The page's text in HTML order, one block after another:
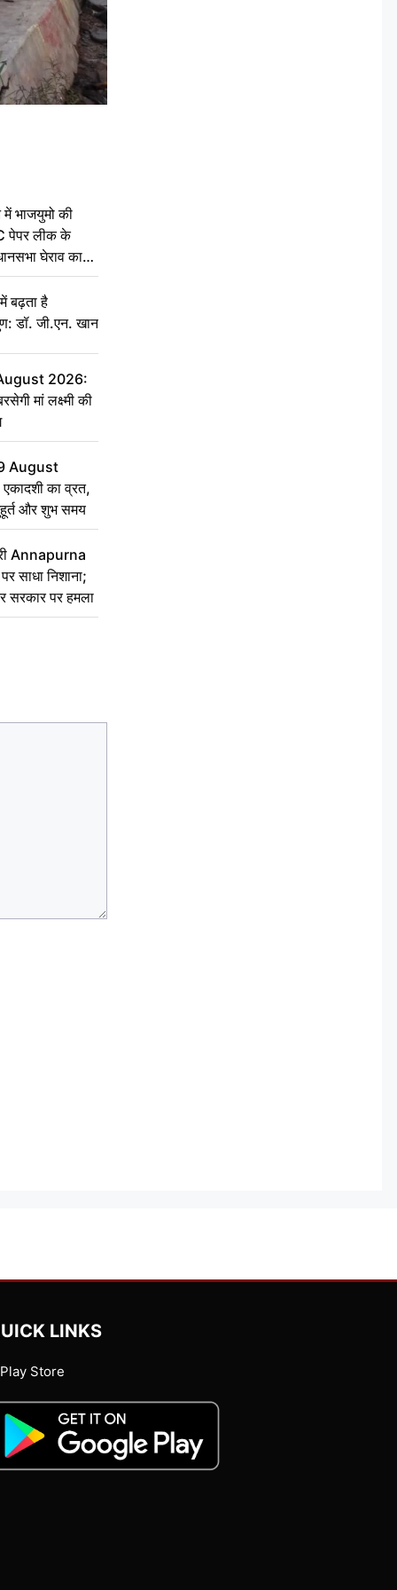
में भाजयुमो की
पेपर लीक के
घेराव का
बढ़ता है
डॉ. जी.एन. खान
2026:
मां लक्ष्मी की
August
का व्रत,
और शुभ समय
Annapurna
साधा निशाना;
सरकार पर हमला
LINKS
Play Store